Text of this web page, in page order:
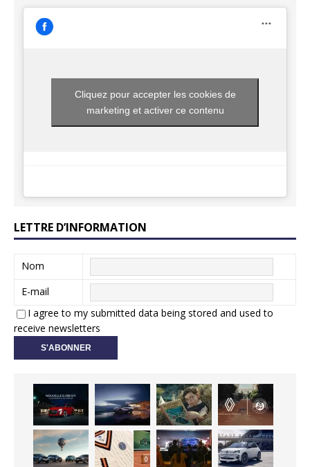
Cliquez pour accepter les cookies de
marketing et activer ce contenu
LETTRE D’INFORMATION
Nom
E-mail
I agree to my submitted data being stored and used to
receive newsletters